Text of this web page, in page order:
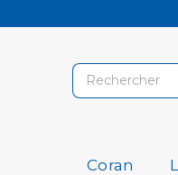
Coran